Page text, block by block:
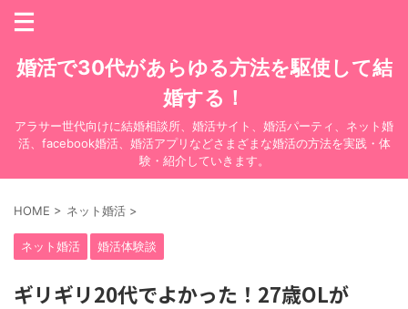
婚活で30代があらゆる方法を駆使して結
婚する！
アラサー世代向けに結婚相談所、婚活サイト、婚活パーティ、ネット婚
活、facebook婚活、婚活アプリなどさまざまな婚活の方法を実践・体
験・紹介していきます。
HOME > ネット婚活 >
ネット婚活 婚活体験談
ギリギリ20代でよかった！27歳OLが